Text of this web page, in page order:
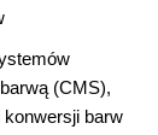
(CMS),
konwersji barw